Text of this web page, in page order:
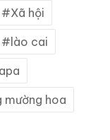
Xã hội
lào cai
mường hoa